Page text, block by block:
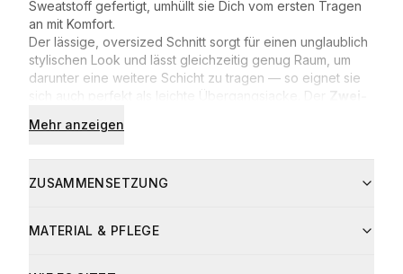
Sweatstoff gefertigt, umhüllt sie Dich vom ersten Tragen
an mit Komfort.
Der lässige, oversized Schnitt sorgt für einen unglaublich
stylischen Look und lässt gleichzeitig genug Raum, um
darunter eine weitere Schicht zu tragen — so eignet sie
sich auch perfekt als leichte Übergangsjacke. Der Zwei-
auch von unten öffnen und verleiht jedem Outfit das
zuverlässig vor Wind und Kälte. Der satte Grauton ist ein
Rock und Boots für einen City-Spaziergang
Mehr anzeigen
ZUSAMMENSETZUNG
90 % Baumwolle
MATERIAL & PFLEGE
Material